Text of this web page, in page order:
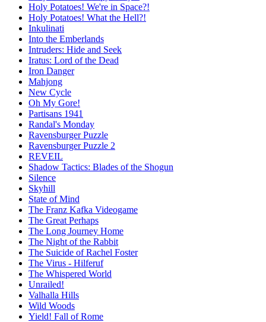
Holy Potatoes! We're in Space?!
Holy Potatoes! What the Hell?!
Inkulinati
Into the Emberlands
Intruders: Hide and Seek
Iratus: Lord of the Dead
Iron Danger
Mahjong
New Cycle
Oh My Gore!
Partisans 1941
Randal's Monday
Ravensburger Puzzle
Ravensburger Puzzle 2
REVEIL
Shadow Tactics: Blades of the Shogun
Silence
Skyhill
State of Mind
The Franz Kafka Videogame
The Great Perhaps
The Long Journey Home
The Night of the Rabbit
The Suicide of Rachel Foster
The Virus - Hilferuf
The Whispered World
Unrailed!
Valhalla Hills
Wild Woods
Yield! Fall of Rome